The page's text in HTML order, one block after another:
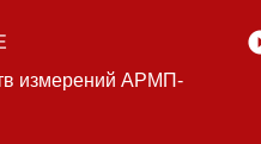
измерений АРМП-